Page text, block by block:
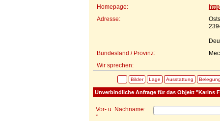
Homepage:
Adresse:
Bundesland / Provinz:
Wir sprechen:
Bilder Lage Ausstattung
Unverbindliche Anfrage für das Objekt "Karins
Vor- u. Nachname:
*